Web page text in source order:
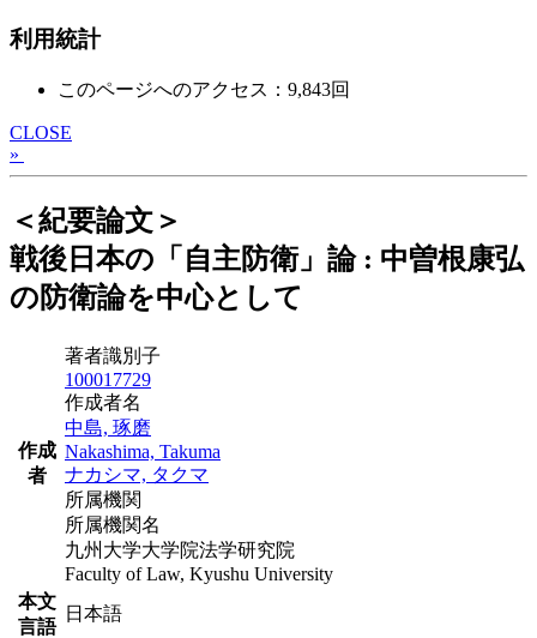
利用統計
このページへのアクセス：9,843回
CLOSE
»
＜紀要論文＞
戦後日本の「自主防衛」論 : 中曽根康弘
の防衛論を中心として
作成
者
著者識別子
100017729
作成者名
中島, 琢磨
Nakashima, Takuma
ナカシマ, タクマ
所属機関
所属機関名
九州大学大学院法学研究院
Faculty of Law, Kyushu University
本文
言語
日本語